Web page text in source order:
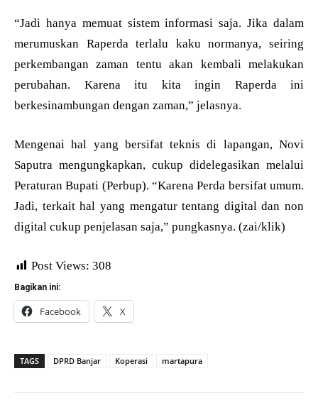
“Jadi hanya memuat sistem informasi saja. Jika dalam
merumuskan Raperda terlalu kaku normanya, seiring
perkembangan zaman tentu akan kembali melakukan
perubahan. Karena itu kita ingin Raperda ini
berkesinambungan dengan zaman,” jelasnya.
Mengenai hal yang bersifat teknis di lapangan, Novi
Saputra mengungkapkan, cukup didelegasikan melalui
Peraturan Bupati (Perbup). “Karena Perda bersifat umum.
Jadi, terkait hal yang mengatur tentang digital dan non
digital cukup penjelasan saja,” pungkasnya. (zai/klik)
Post Views: 308
Bagikan ini:
Facebook X
TAGS DPRD Banjar Koperasi martapura